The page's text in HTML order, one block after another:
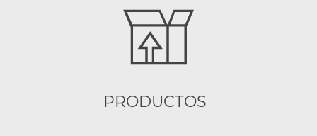
PRODUCTOS